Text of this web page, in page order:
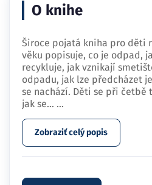
O knihe
Široce pojatá kniha pro děti
věku popisuje, co je odpad,
recykluje, jak vznikají
odpadu, jak lze předcházet
se nachází. Děti se při
jak se… ...
Zobraziť celý popis